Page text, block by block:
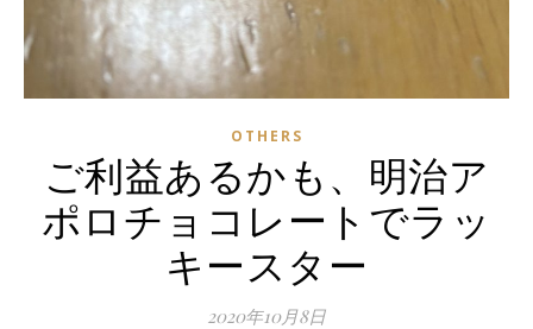
OTHERS
ご利益あるかも、明治ア
ポロチョコレートでラッ
キースター
2020年10月8日